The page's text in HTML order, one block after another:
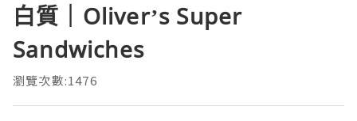
白質｜Oliver’s Super
Sandwiches
瀏覽次數:1476